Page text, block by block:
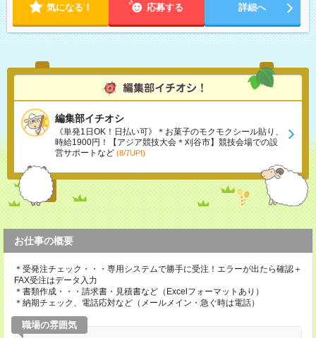
気になる！ 応募する 詳細へ
編集部イチオシ
《単発1日OK！日払い可》＊お菓子のモクモクシール貼り、
時給1900円！【アジア競技大会＊刈谷市】競技会場での設
営サポートなど (8/7UP!)
お仕事の概要
＊受発注チェック・・・専用システムで勝手に受注！エラーが出たら確認＋
FAX受注はデータ入力
＊書類作成・・・請求書・見積書など（Excelフォーマットあり）
＊納期チェック、電話応対など（メールメイン・急ぐ時は電話）
職場の雰囲気